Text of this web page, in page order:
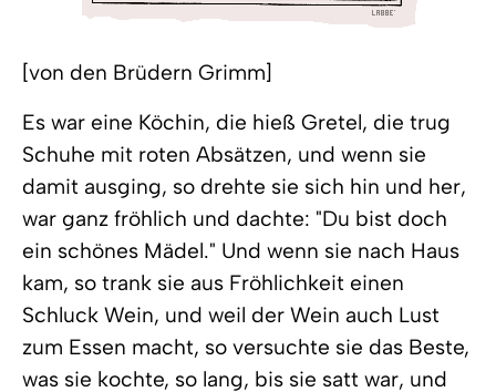
[von den Brüdern Grimm]
Es war eine Köchin, die hieß Gretel, die trug
Schuhe mit roten Absätzen, und wenn sie
damit ausging, so drehte sie sich hin und her,
war ganz fröhlich und dachte: "Du bist doch
ein schönes Mädel." Und wenn sie nach Haus
kam, so trank sie aus Fröhlichkeit einen
Schluck Wein, und weil der Wein auch Lust
zum Essen macht, so versuchte sie das Beste,
was sie kochte, so lang, bis sie satt war, und